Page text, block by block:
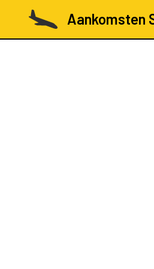
Aankomsten